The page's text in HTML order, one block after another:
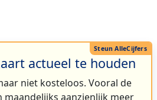
actueel te houden
niet kosteloos. Vooral de
aanzienlijk meer